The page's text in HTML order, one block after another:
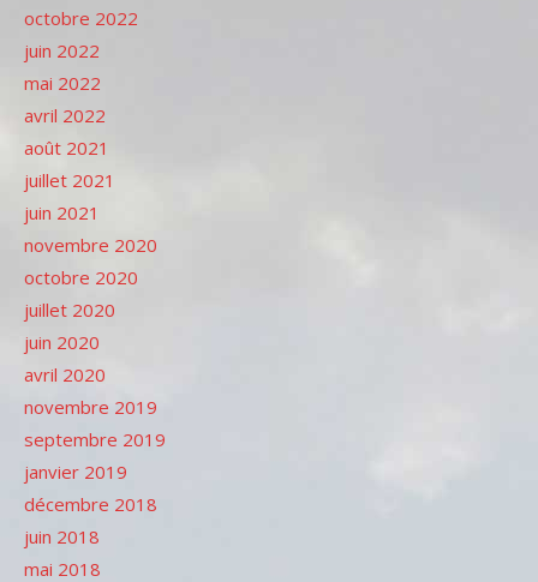
octobre 2022
juin 2022
mai 2022
avril 2022
août 2021
juillet 2021
juin 2021
novembre 2020
octobre 2020
juillet 2020
juin 2020
avril 2020
novembre 2019
septembre 2019
janvier 2019
décembre 2018
juin 2018
mai 2018